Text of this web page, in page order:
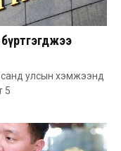
санд улсын хэмжээнд
5